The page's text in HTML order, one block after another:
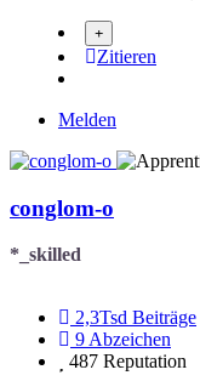
Zitieren
Melden
conglom-o
*_skilled
2,3Tsd Beiträge
9 Abzeichen
487 Reputation